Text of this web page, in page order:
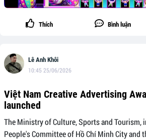
Thích Bình luận
Lê Anh Khôi
10:45 25/06/2026
Việt Nam Creative Advertising
launched
The Ministry of Culture, Sports and
People's Committee of Hồ Chí Minh City and